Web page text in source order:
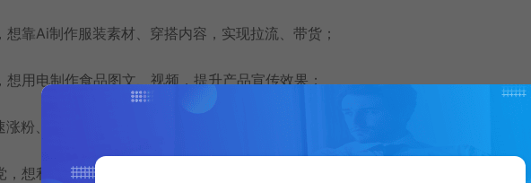
靠Ai制作服装素材、穿搭内容，实现拉流、带货；
用电制作食品图文、视频，提升产品宣传效果；
粉、打造个人IP，提升内容创作效率与质量；
想利用碎片时间，靠Ai素材接单、模板售卖实现副业增收；